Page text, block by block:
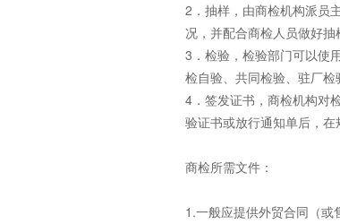
2．抽样，由商检机构派员
况，并配合商检人员做好抽
3．检验，检验部门可以使
检自验、共同检验、驻厂检
4．签发证书，商检机构对
验证书或放行通知单后，在
商检所需文件：
1.一般应提供外贸合同（或